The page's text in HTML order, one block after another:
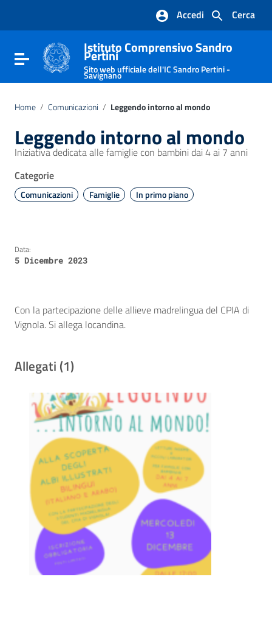
Vai al footer
Cerca
Accedi
Attiva / disattiva la navigazione
Istituto Comprensivo Sandro
Pertini
Sito web ufficiale dell'IC Sandro Pertini -
Savignano
Home / Comunicazioni / Leggendo intorno al mondo
Leggendo intorno al mondo
Iniziativa dedicata alle famiglie con bambini dai 4 ai 7 anni
Categorie
Comunicazioni Famiglie In primo piano
Data:
5 Dicembre 2023
Con la partecipazione delle allieve madrelingua del CPIA di
Vignola. Si allega locandina.
Allegati (1)